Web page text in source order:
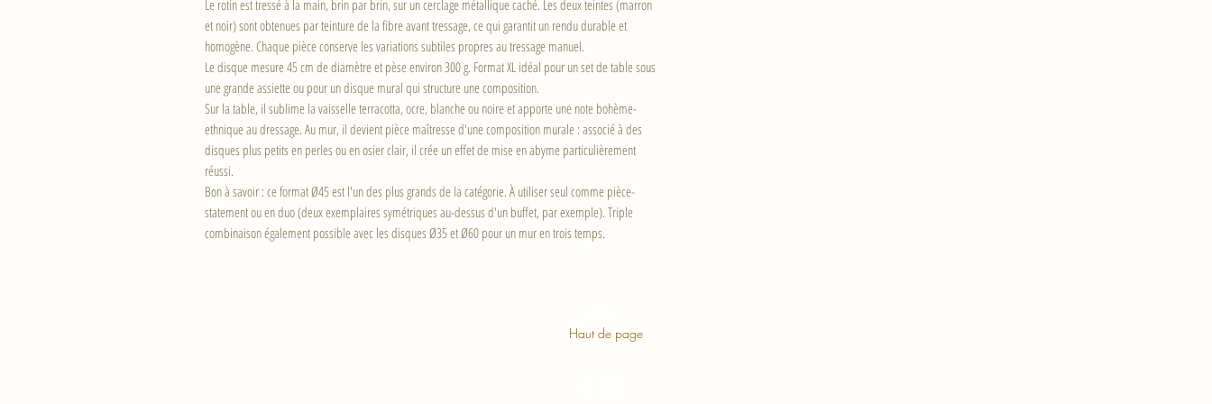
Le rotin est tressé à la main, brin par brin, sur un cerclage métallique caché. Les deux teintes (marron
et noir) sont obtenues par teinture de la fibre avant tressage, ce qui garantit un rendu durable et
homogène. Chaque pièce conserve les variations subtiles propres au tressage manuel.
Le disque mesure 45 cm de diamètre et pèse environ 300 g. Format XL idéal pour un set de table sous
une grande assiette ou pour un disque mural qui structure une composition.
Sur la table, il sublime la vaisselle terracotta, ocre, blanche ou noire et apporte une note bohème-
ethnique au dressage. Au mur, il devient pièce maîtresse d'une composition murale : associé à des
disques plus petits en perles ou en osier clair, il crée un effet de mise en abyme particulièrement
réussi.
Bon à savoir : ce format Ø45 est l'un des plus grands de la catégorie. À utiliser seul comme pièce-
statement ou en duo (deux exemplaires symétriques au-dessus d'un buffet, par exemple). Triple
combinaison également possible avec les disques Ø35 et Ø60 pour un mur en trois temps.
Haut de page